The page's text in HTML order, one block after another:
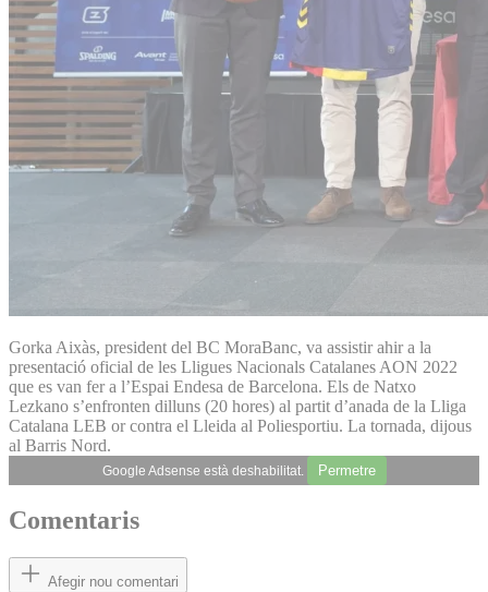
Gorka Aixàs, president del BC MoraBanc, va assistir ahir a la
presentació oficial de les Lligues Nacionals Catalanes AON 2022
que es van fer a l’Espai Endesa de Barcelona. Els de Natxo
Lezkano s’enfronten dilluns (20 hores) al partit d’anada de la Lliga
Catalana LEB or contra el Lleida al Poliesportiu. La tornada, dijous
al Barris Nord.
Google Adsense està deshabilitat. Permetre
Comentaris
Afegir nou comentari